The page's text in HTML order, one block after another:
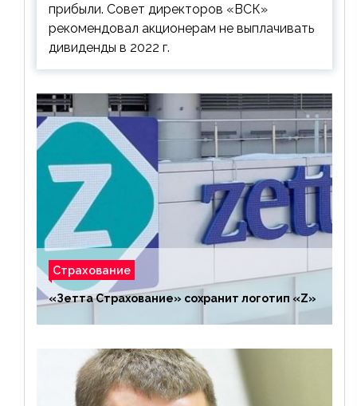
прибыли. Совет директоров «ВСК»
рекомендовал акционерам не выплачивать
дивиденды в 2022 г.
Страхование
«Зетта Страхование» сохранит логотип «Z»